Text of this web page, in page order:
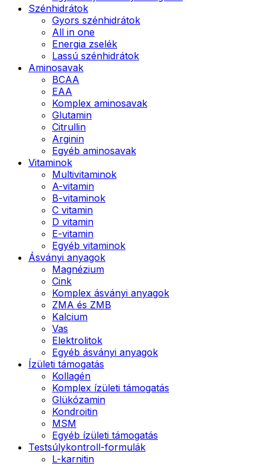
Szénhidrátok
Gyors szénhidrátok
All in one
Energia zselék
Lassú szénhidrátok
Aminosavak
BCAA
EAA
Komplex aminosavak
Glutamin
Citrullin
Arginin
Egyéb aminosavak
Vitaminok
Multivitaminok
A-vitamin
B-vitaminok
C vitamin
D vitamin
E-vitamin
Egyéb vitaminok
Ásványi anyagok
Magnézium
Cink
Komplex ásványi anyagok
ZMA és ZMB
Kalcium
Vas
Elektrolitok
Egyéb ásványi anyagok
Ízületi támogatás
Kollagén
Komplex ízületi támogatás
Glükózamin
Kondroitin
MSM
Egyéb ízületi támogatás
Testsúlykontroll-formulák
L-karnitin